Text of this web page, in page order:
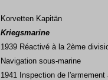
Korvetten Kapitän
Kriegsmarine
1939 Réactivé à la 2ème
Navigation sous-marine
1941 Inspection de